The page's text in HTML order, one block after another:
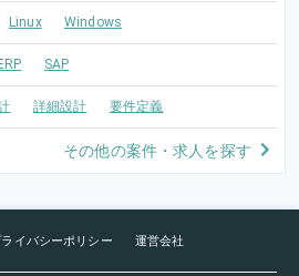
Linux Windows
ERP SAP
詳細設計 要件定義
その他の案件・求人を探す
ライバシーポリシー 運営会社